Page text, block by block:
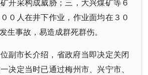
开采构成威胁；三，大兴煤矿等６
０人在井下作业，作业面均在３０
生事故，易造成群死群伤。
副市长介绍，省政府当即决定关闭
决定当时已通过梅州市、兴宁市、